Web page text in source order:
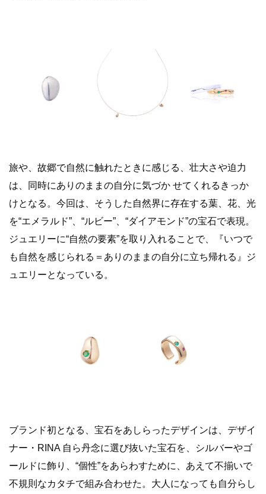
旅や、故郷で自然に触れたときに感じる、壮大さや迫力
は、同時にありのままの自分に気づか せてくれるきっか
けとなる。 今回は、そうした 自然界に存在する葉、花、光
を“エメラル ド” 、“ルビー” 、“ダイアモンド”の宝石で表現。
ジュエリーに“自然の要素”を取り入れる ことで、『いつで
も自然を感じられる＝ありのままの自分に立ち帰れる』ジ
ュエリーとなっている 。
ブランド初となる、宝石をあしらったデザインは、デザイ
ナー・ RINA 自ら丹念に選び抜いた宝石を、シルバーやゴ
ールドに飾り、 “個性”をあらわすために、あえて不揃いで
不規則なカタチで組み合わせた。 大人になっても自分らし